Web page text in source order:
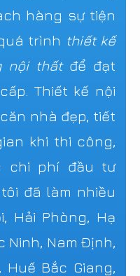
hàng sự tiện
trình thiết kế
nội thấtđể đạt
Thiết kế nội
nhà đẹp, tiết
khi thi công,
chi phí đầu tư
đã làm nhiều
Hải Phòng, Hạ
Ninh, Nam Định,
Huế Bắc Giang,